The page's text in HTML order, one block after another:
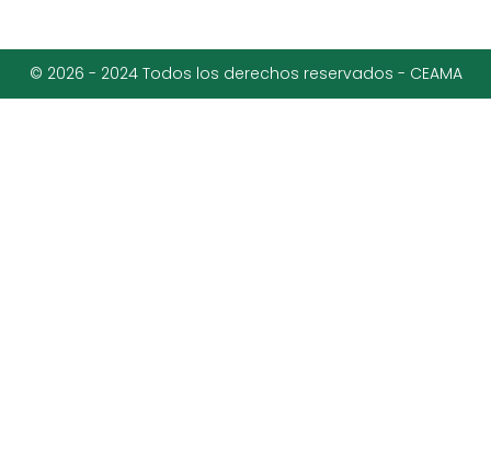
© 2026 - 2024 Todos los derechos reservados - CEAMA